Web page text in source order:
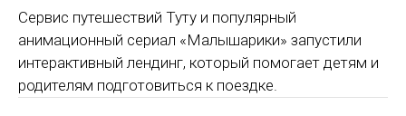
Сервис путешествий Туту и популярный
анимационный сериал «Малышарики» запустили
интерактивный лендинг, который помогает детям и
родителям подготовиться к поездке.